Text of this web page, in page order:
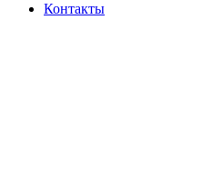
Контакты